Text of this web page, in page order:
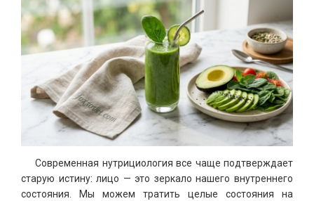
Современная нутрициология все чаще подтверждает
старую истину: лицо — это зеркало нашего внутреннего
состояния. Мы можем тратить целые состояния на